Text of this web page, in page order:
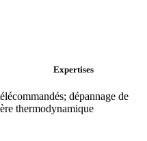
Expertises
dépannage de
thermodynamique